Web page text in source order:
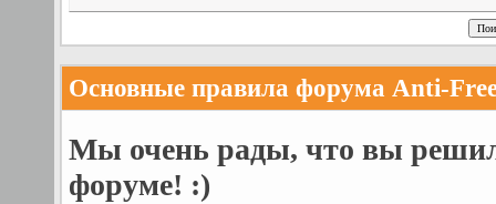
Основные правила форума Anti-
Мы очень рады, что вы
форуме! :)